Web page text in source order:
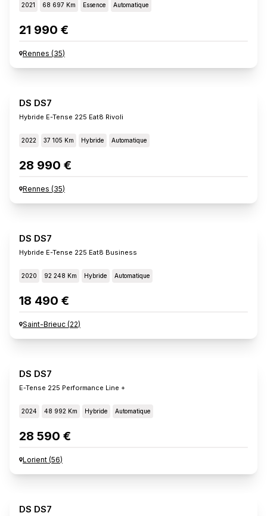
2021 68 697 Km Essence Automatique
21 990 €
Rennes (35)
DS DS7
Hybride E-Tense 225 Eat8 Rivoli
2022 37 105 Km Hybride Automatique
28 990 €
Rennes (35)
DS DS7
Hybride E-Tense 225 Eat8 Business
2020 92 248 Km Hybride Automatique
18 490 €
Saint-Brieuc (22)
DS DS7
E-Tense 225 Performance Line +
2024 48 992 Km Hybride Automatique
28 590 €
Lorient (56)
DS DS7